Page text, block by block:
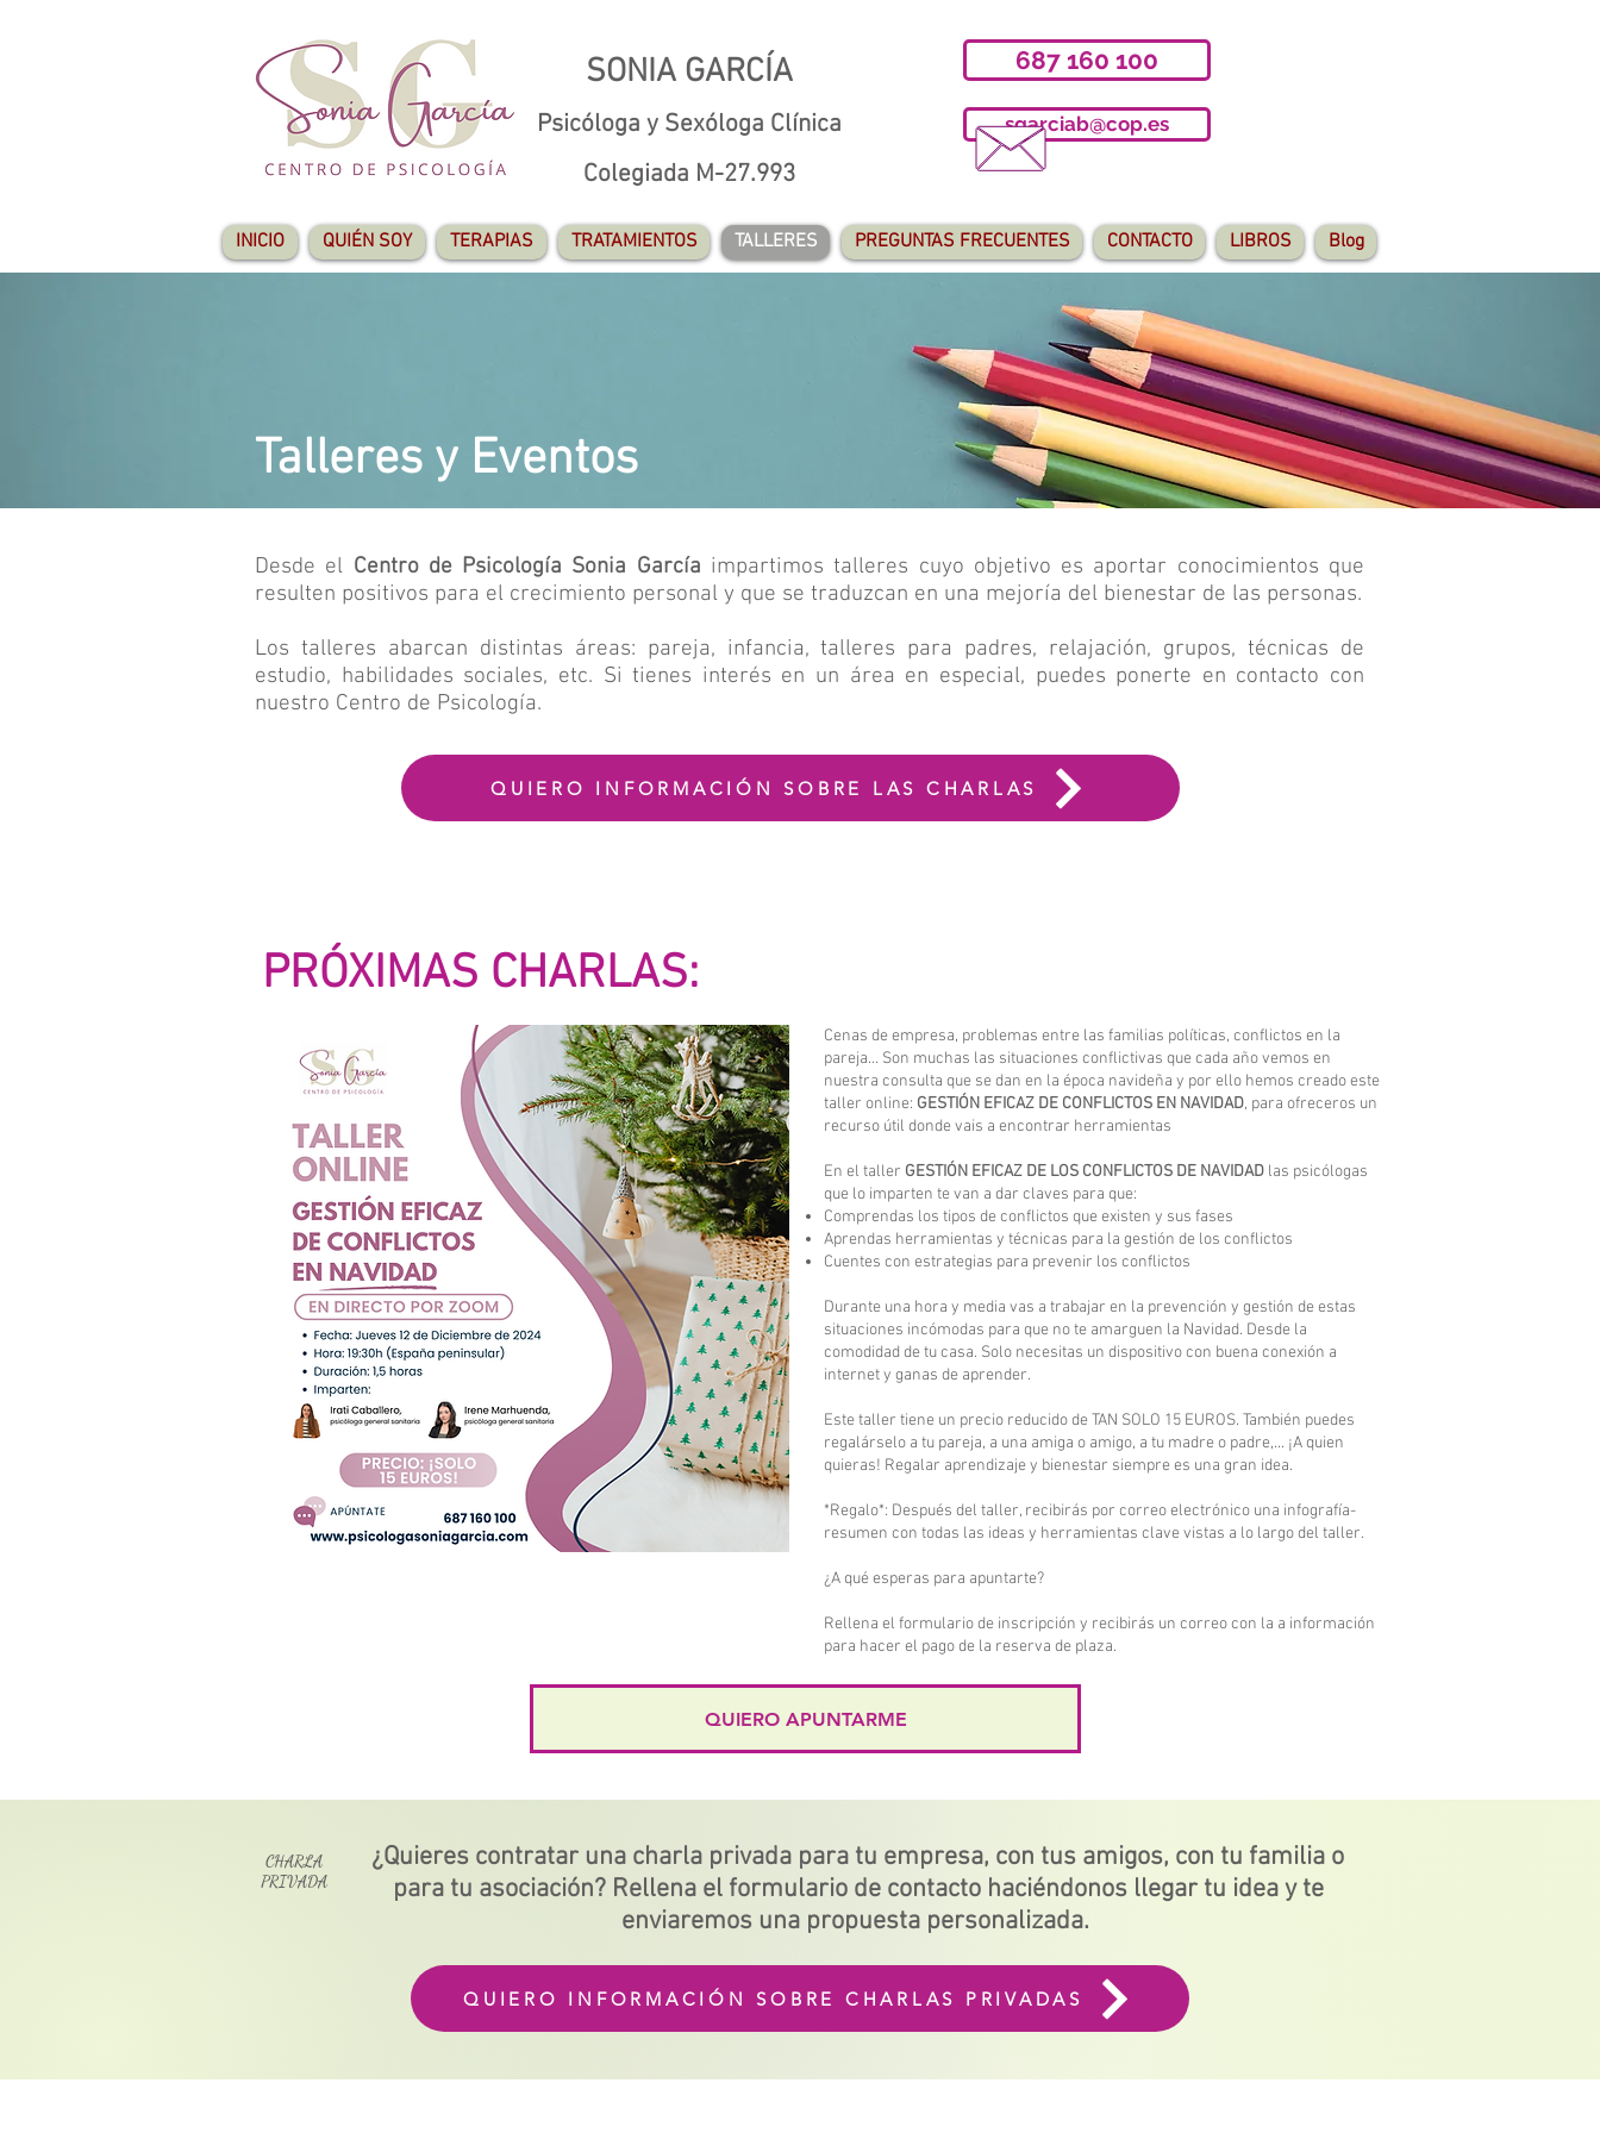
SONIA GARCÍA
Psicóloga y Sexóloga Clínica
Colegiada M-27.993
687 160 100
sgarciab@cop.es
INICIO QUIÉN SOY TERAPIAS TRATAMIENTOS TALLERES PREGUNTAS FRECUENTES CONTACTO LIBROS Blog
Talleres y Eventos
Desde el Centro de Psicología Sonia García impartimos talleres cuyo objetivo es aportar conocimientos que
resulten positivos para el crecimiento personal y que se traduzcan en una mejoría del bienestar de las personas.
Los talleres abarcan distintas áreas: pareja, infancia, talleres para padres, relajación, grupos, técnicas de
estudio, habilidades sociales, etc. Si tienes interés en un área en especial, puedes ponerte en contacto con
nuestro Centro de Psicología.
QUIERO INFORMACIÓN SOBRE LAS CHARLAS
PRÓXIMAS CHARLAS:
Cenas de empresa, problemas entre las familias políticas, conflictos en la
pareja... Son muchas las situaciones conflictivas que cada año vemos en
nuestra consulta que se dan en la época navideña y por ello hemos creado este
taller online: GESTIÓN EFICAZ DE CONFLICTOS EN NAVIDAD, para ofreceros un
recurso útil donde vais a encontrar herramientas
En el taller GESTIÓN EFICAZ DE LOS CONFLICTOS DE NAVIDAD las psicólogas
que lo imparten te van a dar claves para que:
Comprendas los tipos de conflictos que existen y sus fases
Aprendas herramientas y técnicas para la gestión de los conflictos
Cuentes con estrategias para prevenir los conflictos
Durante una hora y media vas a trabajar en la prevención y gestión de estas
situaciones incómodas para que no te amarguen la Navidad. Desde la
comodidad de tu casa. Solo necesitas un dispositivo con buena conexión a
internet y ganas de aprender.
Este taller tiene un precio reducido de TAN SOLO 15 EUROS. También puedes
regalárselo a tu pareja, a una amiga o amigo, a tu madre o padre,... ¡A quien
quieras! Regalar aprendizaje y bienestar siempre es una gran idea.
*Regalo*: Después del taller, recibirás por correo electrónico una infografía-
resumen con todas las ideas y herramientas clave vistas a lo largo del taller.
¿A qué esperas para apuntarte?
Rellena el formulario de inscripción y recibirás un correo con la a información
para hacer el pago de la reserva de plaza.
QUIERO APUNTARME
CHARLA
PRIVADA
¿Quieres contratar una charla privada para tu empresa, con tus amigos, con tu familia o
para tu asociación? Rellena el formulario de contacto haciéndonos llegar tu idea y te
enviaremos una propuesta personalizada.
QUIERO INFORMACIÓN SOBRE CHARLAS PRIVADAS